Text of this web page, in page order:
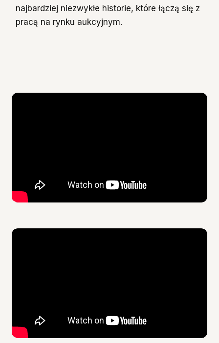
najbardziej niezwykłe historie, które łączą się z
pracą na rynku aukcyjnym.